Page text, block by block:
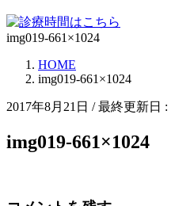
img019-661×1024
HOME
img019-661×1024
2017年8月21日 / 最終更新日 :
img019-661×1024